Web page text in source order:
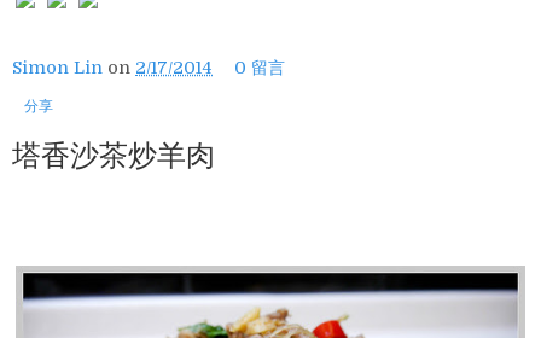
Simon Lin on 2/17/2014 0 留言
分享
塔香沙茶炒羊肉